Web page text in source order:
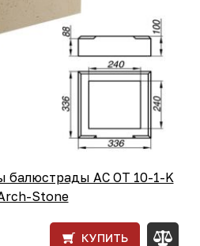
балюстрады АС ОТ 10-1-K
Stone
КУПИТЬ